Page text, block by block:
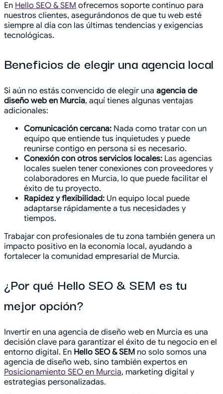
En Hello SEO & SEM ofrecemos soporte continuo para
nuestros clientes, asegurándonos de que tu web esté
siempre al día con las últimas tendencias y exigencias
tecnológicas.
Beneficios de elegir una agencia local
Si aún no estás convencido de elegir una agencia de
diseño web en Murcia, aquí tienes algunas ventajas
adicionales:
Comunicación cercana: Nada como tratar con un
equipo que entiende tus inquietudes y puede
reunirse contigo en persona si es necesario.
Conexión con otros servicios locales: Las agencias
locales suelen tener conexiones con proveedores y
colaboradores en Murcia, lo que puede facilitar el
éxito de tu proyecto.
Rapidez y flexibilidad: Un equipo local puede
adaptarse rápidamente a tus necesidades y
tiempos.
Trabajar con profesionales de tu zona también genera un
impacto positivo en la economía local, ayudando a
fortalecer la comunidad empresarial de Murcia.
¿Por qué Hello SEO & SEM es tu
mejor opción?
Invertir en una agencia de diseño web en Murcia es una
decisión clave para garantizar el éxito de tu negocio en el
entorno digital. En Hello SEO & SEM no solo somos una
agencia de diseño web, sino también expertos en
Posicionamiento SEO en Murcia, marketing digital y
estrategias personalizadas.